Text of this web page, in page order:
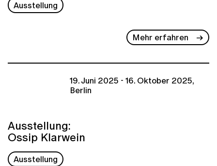
Ausstellung
Mehr erfahren
19. Juni 2025 - 16. Oktober 2025,
Berlin
Ausstellung:
Ossip Klarwein
Ausstellung